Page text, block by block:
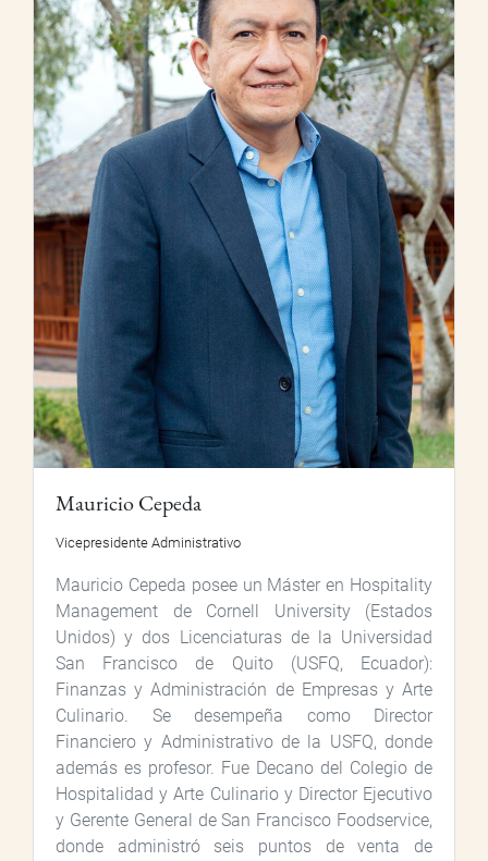
Mauricio Cepeda
Vicepresidente Administrativo
Mauricio Cepeda posee un Máster en Hospitality
Management de Cornell University (Estados
Unidos) y dos Licenciaturas de la Universidad
San Francisco de Quito (USFQ, Ecuador):
Finanzas y Administración de Empresas y Arte
Culinario. Se desempeña como Director
Financiero y Administrativo de la USFQ, donde
además es profesor. Fue Decano del Colegio de
Hospitalidad y Arte Culinario y Director Ejecutivo
y Gerente General de San Francisco Foodservice,
donde administró seis puntos de venta de